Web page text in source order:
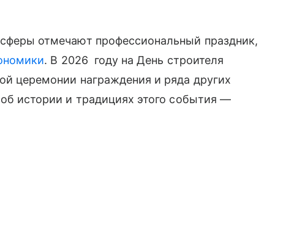
отмечают профессиональный праздник,
. В 2026 году на День строителя
церемонии награждения и ряда других
истории и традициях этого события —